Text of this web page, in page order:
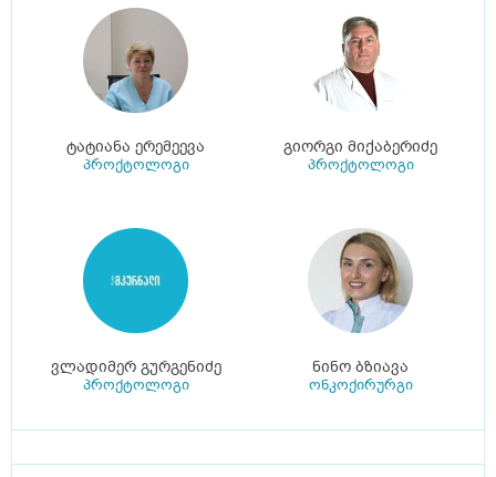
ტატიანა ერემეევა
პროქტოლოგი
გიორგი მიქაბერიძე
პროქტოლოგი
ვლადიმერ გურგენიძე
პროქტოლოგი
ნინო ბზიავა
ონკოქირურგი